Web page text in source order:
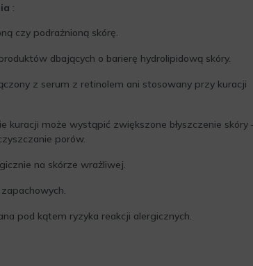
:
czy podrażnioną skórę.
dbających o barierę hydrolipidową skóry.
z serum z retinolem ani stosowany przy kuracji
kuracji może wystąpić zwiększone błyszczenie skóry
porów.
na skórze wrażliwej.
pod kątem ryzyka reakcji alergicznych.